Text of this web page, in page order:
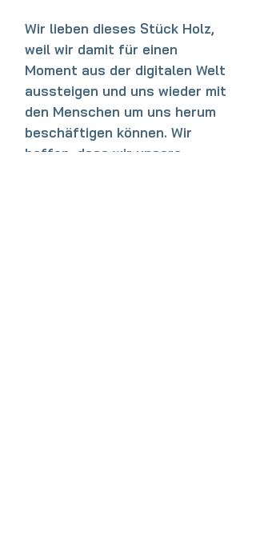
Wir lieben dieses Stück Holz,
weil wir damit für einen
Moment aus der digitalen Welt
aussteigen und uns wieder mit
den Menschen um uns herum
beschäftigen können. Wir
hoffen, dass wir unsere